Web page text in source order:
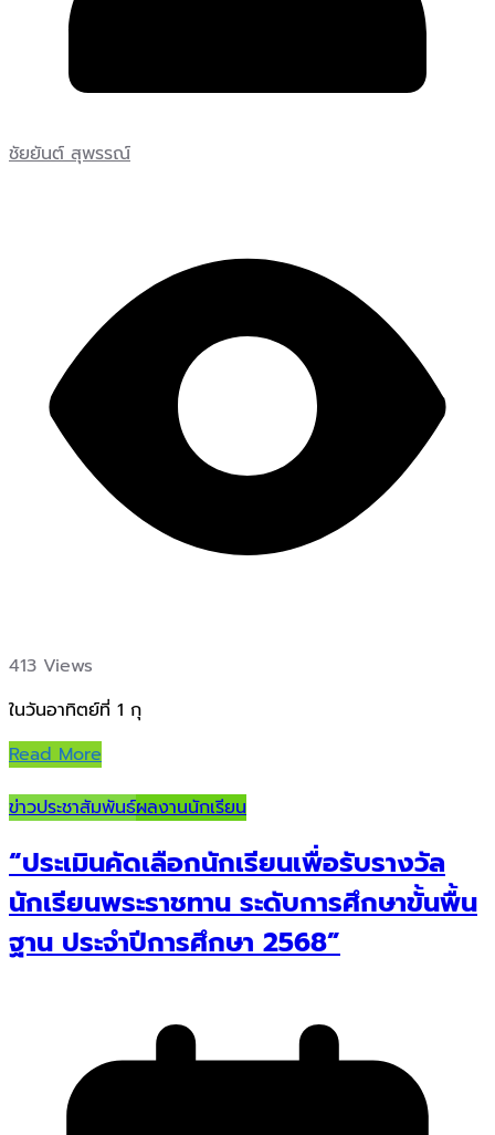
ชัยยันต์ สุพรรณ์
413 Views
ในวันอาทิตย์ที่ 1 กุ
Read More
ข่าวประชาสัมพันธ์ผลงานนักเรียน
“ประเมินคัดเลือกนักเรียนเพื่อรับรางวัล
นักเรียนพระราชทาน ระดับการศึกษาขั้นพื้น
ฐาน ประจำปีการศึกษา 2568”